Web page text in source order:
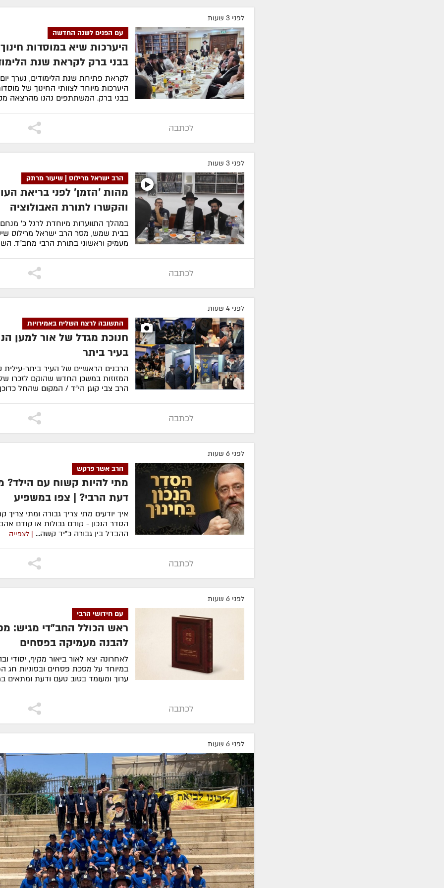
לפני 3 שעות
עם הפנים לשנה החדשה
היערכות שיא במוסדות
בבני ברק לקראת שנת
לקראת פתיחת שנת הלימודים, נערך יום
היערכות מיוחד לצוותי החינוך של
בבני ברק. המשתתפים נהנו מהרצאה
לכתבה
לפני 3 שעות
הרב ישראל מרילוס | שיעור מרתק
מהות 'הזמן' לפני בריאת
והקשרו לתורת האבולוציה
במהלך התוועדות מיוחדת לרגל כ'
בבית שמש, מסר הרב ישראל מרילוס
מעמיק וראשוני בתורת הרבי מחב"ד.
לכתבה
לפני 4 שעות
התשובה לרצח השליח באמירויות
חנוכת מגדל של אור למען
בעיר ביתר
הרבנים הראשיים של העיר ביתר-
המזוזות במשכן החדש שהוקם לזכרו
הרב צבי קוגן הי"ד / המקום שהחל
לכתבה
לפני 6 שעות
הרב אשר פרקש
מתי להיות קשוח עם הילד?
דעת הרבי? | צפו במשפיע
איך יודעים מתי צריך גבורה ומתי צריך
הסדר הנכון - קודם גבולות או קודם
ההבדל בין גבורה כ"יד קשה... | לצפייה
לכתבה
לפני 6 שעות
עם חידושי הרבי
ראש הכולל החב"די מגיש:
להבנה מעמיקה בפסחים
לאחרונה ​יצא לאור ביאור מקיף, יסודי
במיוחד על מסכת פסחים ובסוגיות חג
ערוך ומעומד בטוב טעם ודעת ומתאים
לכתבה
לפני 6 שעות